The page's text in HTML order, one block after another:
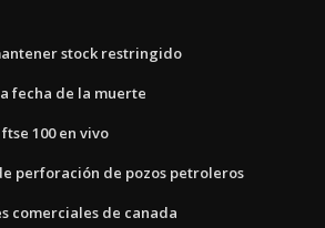
stock restringido
fecha de la muerte
100 en vivo
perforación de pozos petroleros
comerciales de canada